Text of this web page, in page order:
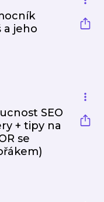
a jeho
SEO
+ tipy na
se